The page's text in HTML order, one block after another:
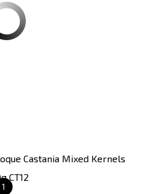
Castania Mixed Kernels
CT12
1